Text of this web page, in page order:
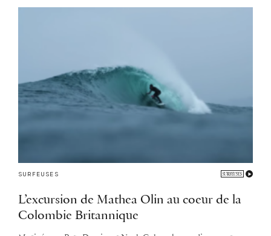
SURFEUSES
L’excursion de Mathea Olin au coeur de la
Colombie Britannique